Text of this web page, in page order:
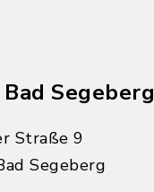
Segeberg
Straße 9
Segeberg